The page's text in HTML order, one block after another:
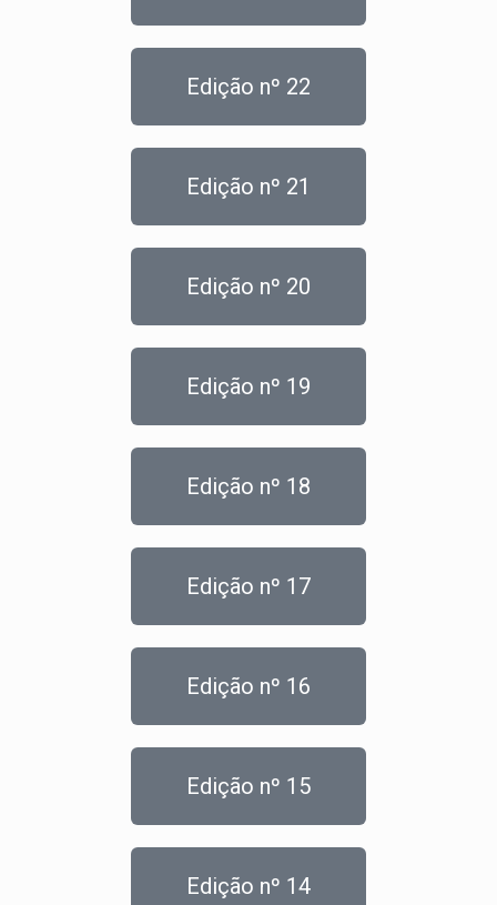
Edição nº 22
Edição nº 21
Edição nº 20
Edição nº 19
Edição nº 18
Edição nº 17
Edição nº 16
Edição nº 15
Edição nº 14